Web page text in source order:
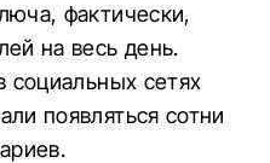
фактически,
на весь день.
социальных сетях
появляться сотни